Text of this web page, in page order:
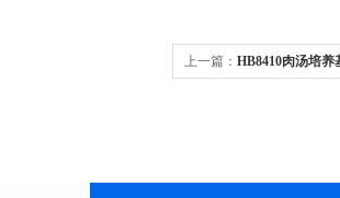
上一篇： HB8410肉汤培养